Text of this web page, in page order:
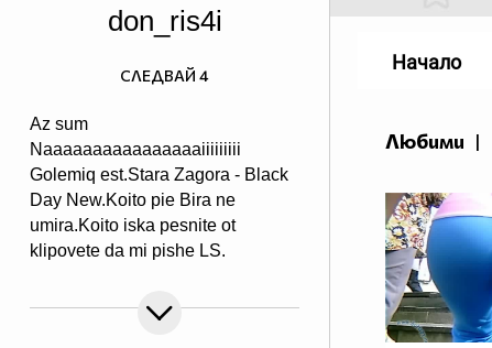
don_ris4i
Az sum
Naaaaaaaaaaaaaaaaiiiiiiiii
Golemiq est.Stara Zagora - Black
Day New.Koito pie Bira ne
umira.Koito iska pesnite ot
klipovete da mi pishe LS.
СЛЕДВАЙ 4
Любими |
Начало